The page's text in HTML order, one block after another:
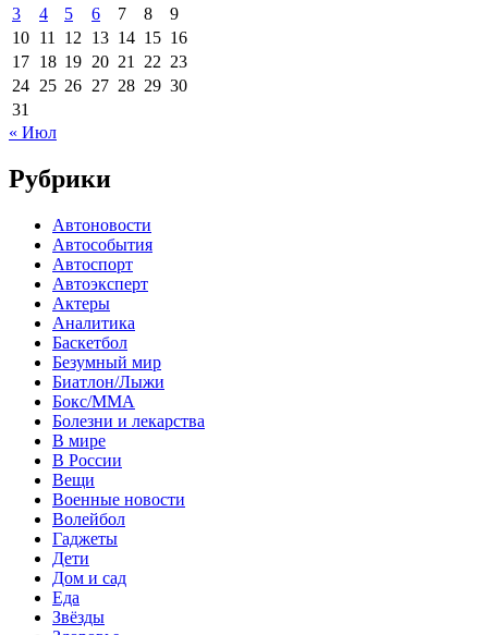
3
4 5 6 7 8
9
10 11 12 13 14 15 16
17 18 19 20 21 22 23
24 25 26 27 28 29 30
31
« Июл
Рубрики
Автоновости
Автособытия
Автоспорт
Автоэксперт
Актеры
Аналитика
Баскетбол
Безумный мир
Биатлон/Лыжи
Бокс/MMA
Болезни и лекарства
В мире
В России
Вещи
Военные новости
Волейбол
Гаджеты
Дети
Дом и сад
Еда
Звёзды